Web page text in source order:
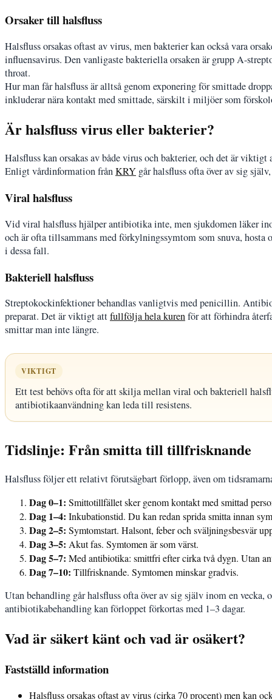
Orsaker till halsfluss
Halsfluss orsakas oftast av virus, men bakterier kan också vara
influensavirus. Den vanligaste bakteriella orsaken är grupp A-
throat.
Hur man får halsfluss är alltså genom exponering för smittade
inkluderar nära kontakt med smittade, särskilt i miljöer som
Är halsfluss virus eller bakterier?
Halsfluss kan orsakas av både virus och bakterier, och det är
Enligt vårdinformation frånKRY går halsfluss ofta över av sig
Viral halsfluss
Vid viral halsfluss hjälper antibiotika inte, men sjukdomen läker
och är ofta tillsammans med förkylningssymtom som snuva,
i dessa fall.
Bakteriell halsfluss
Streptokockinfektioner behandlas vanligtvis med penicillin.
preparat. Det är viktigt attfullfölja hela kurenför att förhindra
smittar man inte längre.
VIKTIGT
Ett test behövs ofta för att skilja mellan viral och bakteriell
antibiotikaanvändning kan leda till resistens.
Tidslinje: Från smitta till tillfrisknande
Halsfluss följer ett relativt förutsägbart förlopp, även om
Dag 0–1: Smittotillfället sker genom kontakt med smittad
Dag 1–4: Inkubationstid. Du kan redan sprida smitta innan
Dag 2–5: Symtomstart. Halsont, feber och sväljningsbesvär
Dag 3–5: Akut fas. Symtomen är som värst.
Dag 5–7: Med antibiotika: smittfri efter cirka två dygn. Utan
Dag 7–10: Tillfrisknande. Symtomen minskar gradvis.
Utan behandling går halsfluss ofta över av sig själv inom en vecka,
antibiotikabehandling kan förloppet förkortas med 1–3 dagar.
Vad är säkert känt och vad är osäkert?
Fastställd information
Halsfluss orsakas oftast av virus (cirka 70 procent) men kan